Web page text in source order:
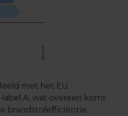
met het EU
A, wat overeen komt
brandstofefficiëntie.